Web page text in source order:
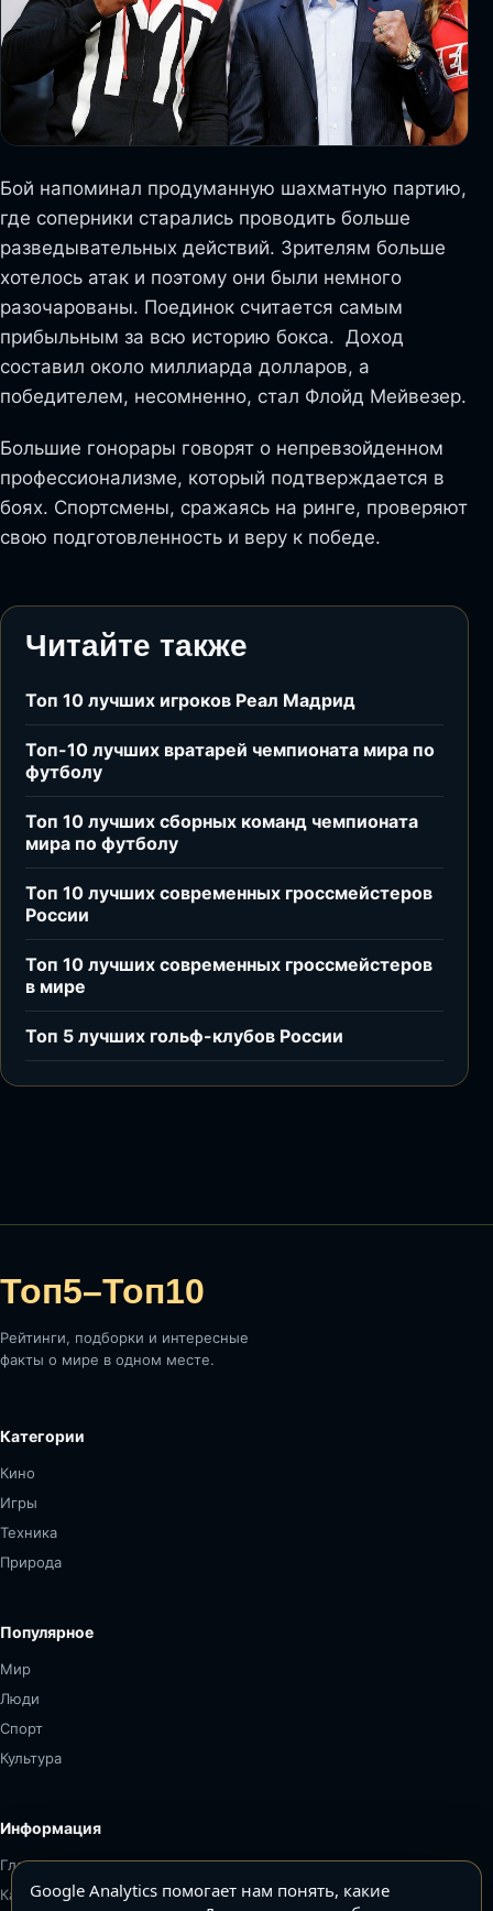
Бой напоминал продуманную шахматную партию,
где соперники старались проводить больше
разведывательных действий. Зрителям больше
хотелось атак и поэтому они были немного
разочарованы. Поединок считается самым
прибыльным за всю историю бокса. Доход
составил около миллиарда долларов, а
победителем, несомненно, стал Флойд Мейвезер.
Большие гонорары говорят о непревзойденном
профессионализме, который подтверждается в
боях. Спортсмены, сражаясь на ринге, проверяют
свою подготовленность и веру к победе.
Читайте также
Топ 10 лучших игроков Реал Мадрид
Топ-10 лучших вратарей чемпионата мира по
футболу
Топ 10 лучших сборных команд чемпионата
мира по футболу
Топ 10 лучших современных гроссмейстеров
России
Топ 10 лучших современных гроссмейстеров
в мире
Топ 5 лучших гольф-клубов России
Топ5–Топ10
Рейтинги, подборки и интересные
факты о мире в одном месте.
Категории
Кино
Игры
Техника
Природа
Популярное
Мир
Люди
Спорт
Культура
Информация
Главная
Карта сайта
Google Analytics помогает нам понять, какие